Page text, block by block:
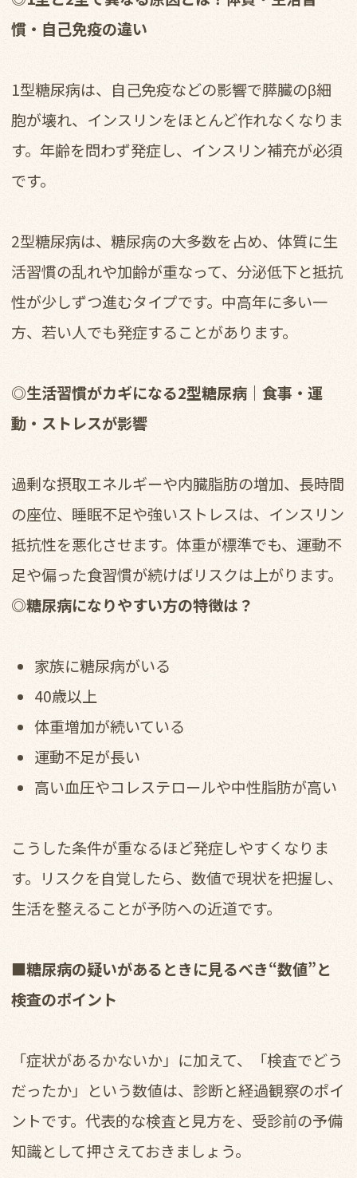
慣・自己免疫の違い
1型糖尿病は、自己免疫などの影響で膵臓のβ細
胞が壊れ、インスリンをほとんど作れなくなりま
す。年齢を問わず発症し、インスリン補充が必須
です。
2型糖尿病は、糖尿病の大多数を占め、体質に生
活習慣の乱れや加齢が重なって、分泌低下と抵抗
性が少しずつ進むタイプです。中高年に多い一
方、若い人でも発症することがあります。
◎生活習慣がカギになる2型糖尿病｜食事・運
動・ストレスが影響
過剰な摂取エネルギーや内臓脂肪の増加、長時間
の座位、睡眠不足や強いストレスは、インスリン
抵抗性を悪化させます。体重が標準でも、運動不
足や偏った食習慣が続けばリスクは上がります。
◎糖尿病になりやすい方の特徴は？
家族に糖尿病がいる
40歳以上
体重増加が続いている
運動不足が長い
高い血圧やコレステロールや中性脂肪が高い
こうした条件が重なるほど発症しやすくなりま
す。リスクを自覚したら、数値で現状を把握し、
生活を整えることが予防への近道です。
■糖尿病の疑いがあるときに見るべき“数値”と
検査のポイント
「症状があるかないか」に加えて、「検査でどう
だったか」という数値は、診断と経過観察のポイ
ントです。代表的な検査と見方を、受診前の予備
知識として押さえておきましょう。